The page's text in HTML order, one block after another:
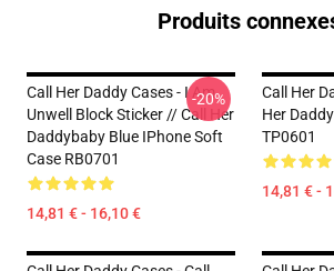
Produits
Call Her Daddy Cases - I Am
Unwell Block Sticker // Call Her
Daddybaby Blue IPhone Soft
Case RB0701
14,81 € - 16,10 €
-20%
Call Her
Her
TP0601
14,81 € -